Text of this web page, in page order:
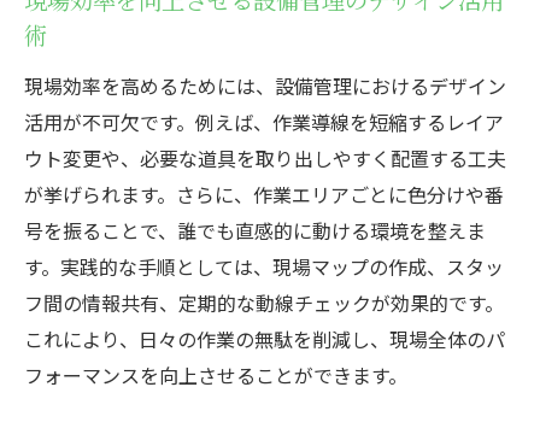
現場の安心感を高める設備管理デザイン事
例
設備管理で取り組むレイアウト改善のポイ
ント
設備管理で求められるスキルとデザイン発想
設備管理に必要なスキルとデザインの基本
知識
設備管理者が身につけたいデザイン思考力
資格取得と設備管理デザインの関係性を解
術
現場効率を高めるためには、設備管理におけるデザイン
活用が不可欠です。例えば、作業導線を短縮するレイア
ウト変更や、必要な道具を取り出しやすく配置する工夫
が挙げられます。さらに、作業エリアごとに色分けや番
号を振ることで、誰でも直感的に動ける環境を整えま
す。実践的な手順としては、現場マップの作成、スタッ
フ間の情報共有、定期的な動線チェックが効果的です。
これにより、日々の作業の無駄を削減し、現場全体のパ
フォーマンスを向上させることができます。